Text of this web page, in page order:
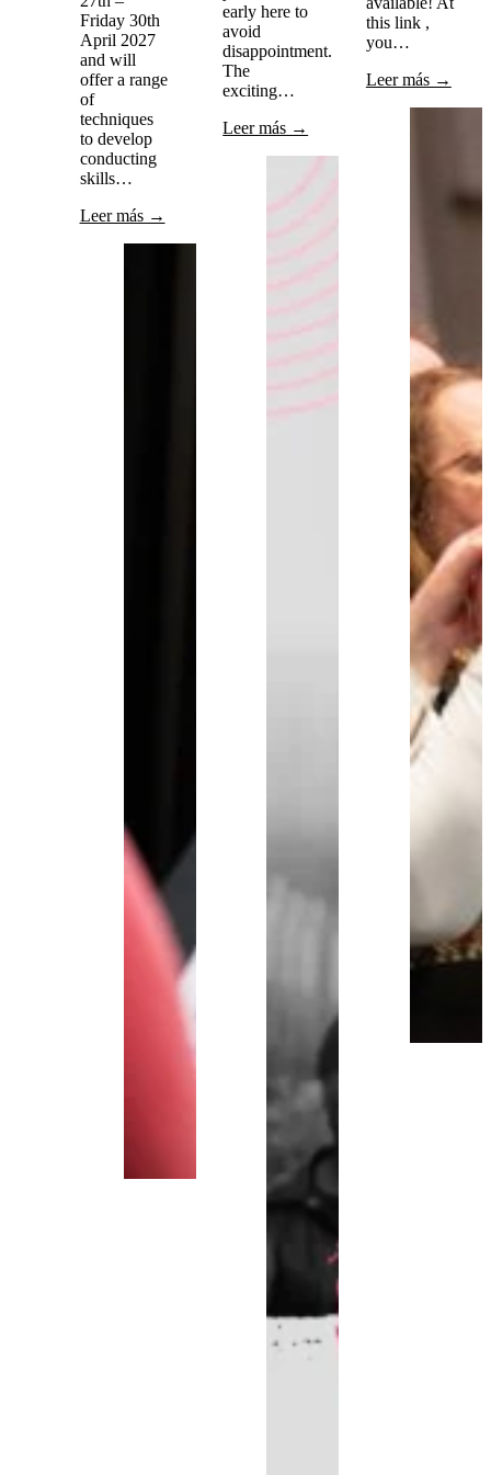
Friday 30th
April 2027
and will
offer a range
of
techniques
to develop
conducting
skills…
Leer más →
early here to
avoid
disappointment.
The
exciting…
Leer más →
this link ,
you…
Leer más →